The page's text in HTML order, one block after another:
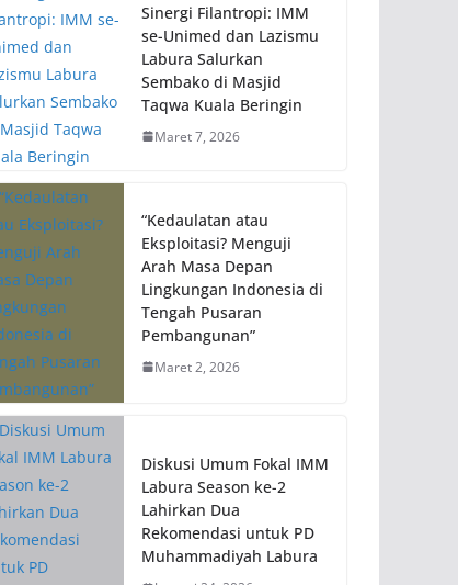
Sinergi Filantropi: IMM
se-Unimed dan Lazismu
Labura Salurkan
Sembako di Masjid
Taqwa Kuala Beringin
Maret 7, 2026
“Kedaulatan atau
Eksploitasi? Menguji
Arah Masa Depan
Lingkungan Indonesia di
Tengah Pusaran
Pembangunan”
Maret 2, 2026
Diskusi Umum Fokal IMM
Labura Season ke-2
Lahirkan Dua
Rekomendasi untuk PD
Muhammadiyah Labura